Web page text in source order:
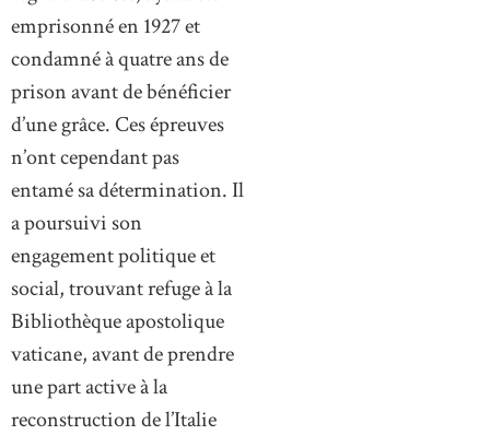
emprisonné en 1927 et
condamné à quatre ans de
prison avant de bénéficier
d’une grâce. Ces épreuves
n’ont cependant pas
entamé sa détermination. Il
a poursuivi son
engagement politique et
social, trouvant refuge à la
Bibliothèque apostolique
vaticane, avant de prendre
une part active à la
reconstruction de l’Italie